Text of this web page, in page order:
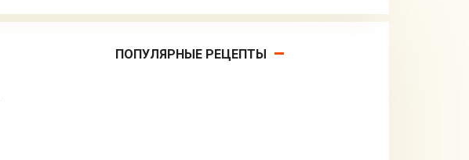
ПОПУЛЯРНЫЕ РЕЦЕПТЫ